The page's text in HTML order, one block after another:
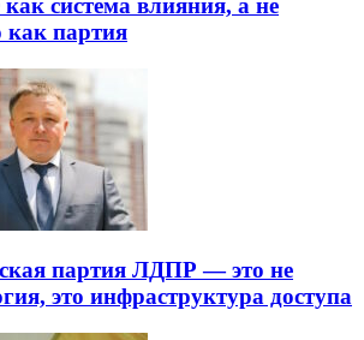
система влияния, а не
как партия
партия ЛДПР — это не
это инфраструктура доступа